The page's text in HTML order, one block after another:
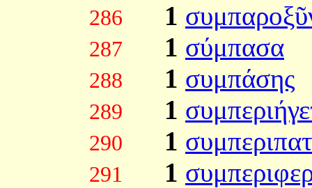
286 1
287 1 σύμπασα
288 1 συμπάσης
289 1
290 1
291 1